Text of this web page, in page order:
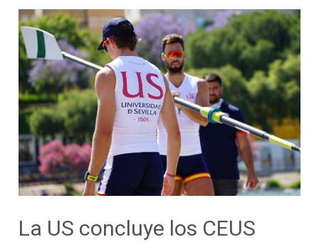
La US concluye los CEUS
La
US
concluye
los
CEUS
2026
con
41
medallas